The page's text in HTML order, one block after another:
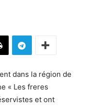
dans la région de
« Les freres
et ont